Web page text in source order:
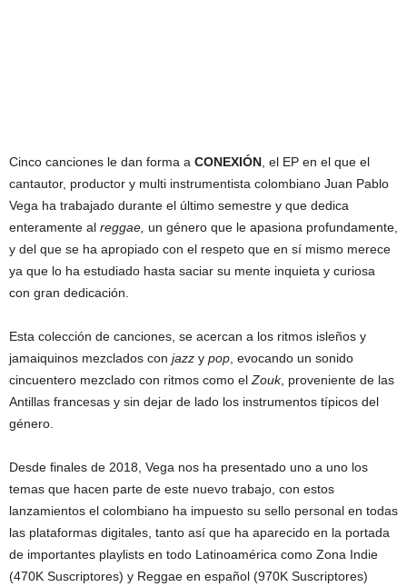
Cinco canciones le dan forma a CONEXIÓN , el EP en el que el
cantautor, productor y multi instrumentista colombiano Juan Pablo
Vega ha trabajado durante el último semestre y que dedica
enteramente al reggae, un género que le apasiona profundamente,
y del que se ha apropiado con el respeto que en sí mismo merece
ya que lo ha estudiado hasta saciar su mente inquieta y curiosa
con gran dedicación.
Esta colección de canciones, se acercan a los ritmos isleños y
jamaiquinos mezclados con jazz y pop , evocando un sonido
cincuentero mezclado con ritmos como el Zouk, proveniente de las
Antillas francesas y sin dejar de lado los instrumentos típicos del
género.
Desde finales de 2018, Vega nos ha presentado uno a uno los
temas que hacen parte de este nuevo trabajo, con estos
lanzamientos el colombiano ha impuesto su sello personal en todas
las plataformas digitales, tanto así que ha aparecido en la portada
de importantes playlists en todo Latinoamérica como Zona Indie
(470K Suscriptores) y Reggae en español (970K Suscriptores)